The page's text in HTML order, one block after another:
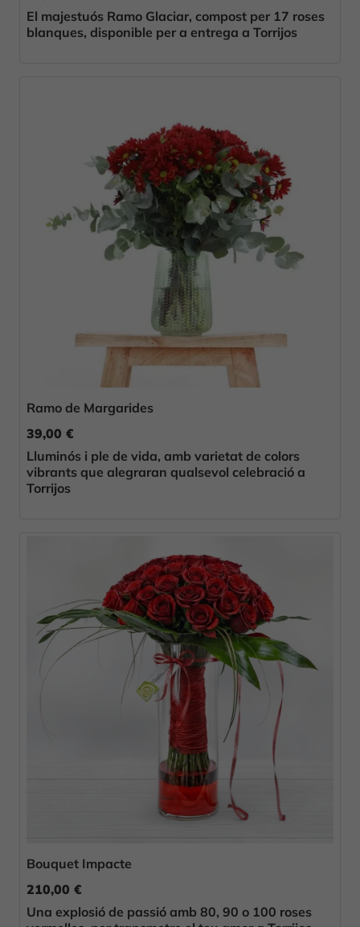
El majestuós Ramo Glaciar, compost per 17 roses
blanques, disponible per a entrega a Torrijos
Ramo de Margarides
39,00 €
Lluminós i ple de vida, amb varietat de colors
vibrants que alegraran qualsevol celebració a
Torrijos
Bouquet Impacte
210,00 €
Una explosió de passió amb 80, 90 o 100 roses